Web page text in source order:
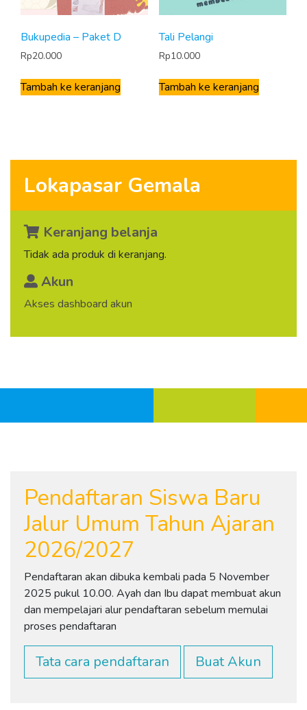
Bukupedia – Paket D
Rp20.000
Tambah ke keranjang
Tali Pelangi
Rp10.000
Tambah ke keranjang
Lokapasar Gemala
Keranjang belanja
Tidak ada produk di keranjang.
Akun
Akses dashboard akun
Pendaftaran Siswa Baru
Jalur Umum Tahun Ajaran
2026/2027
Pendaftaran akan dibuka kembali pada 5 November
2025 pukul 10.00. Ayah dan Ibu dapat membuat akun
dan mempelajari alur pendaftaran sebelum memulai
proses pendaftaran
Tata cara pendaftaran Buat Akun